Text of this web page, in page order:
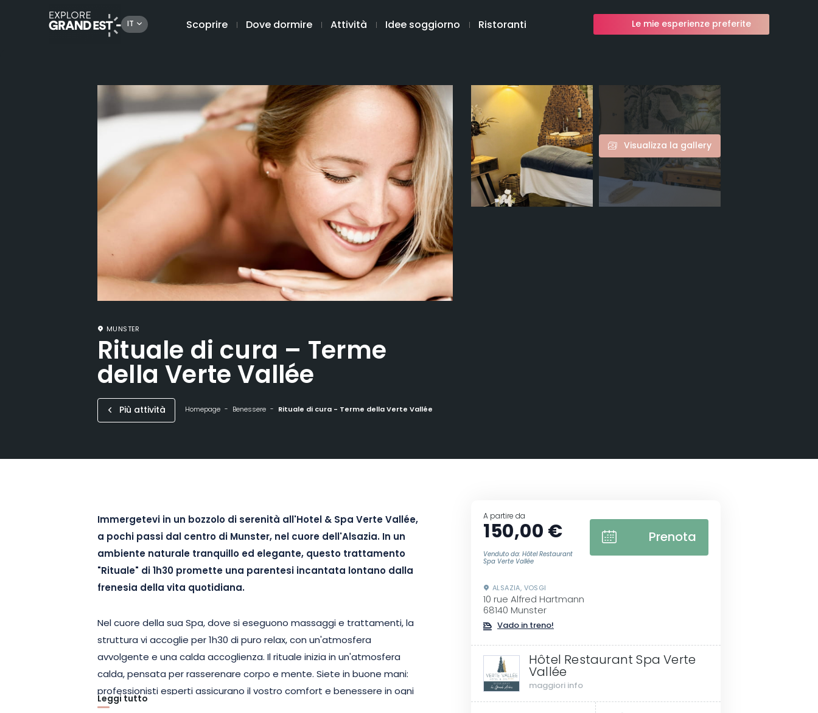
IT Scoprire Dove dormire Attività Idee soggiorno Ristoranti Le mie esperienze preferite
Visualizza la gallery
MUNSTER
Rituale di cura – Terme
della Verte Vallée
Più attività Homepage Benessere Rituale di cura - Terme della Verte Vallée
Immergetevi in un bozzolo di serenità all'Hotel & Spa Verte Vallée,
a pochi passi dal centro di Munster, nel cuore dell'Alsazia. In un
ambiente naturale tranquillo ed elegante, questo trattamento
"Rituale" di 1h30 promette una parentesi incantata lontano dalla
frenesia della vita quotidiana.
Nel cuore della sua Spa, dove si eseguono massaggi e trattamenti, la
struttura vi accoglie per 1h30 di puro relax, con un'atmosfera
avvolgente e una calda accoglienza. Il rituale inizia in un'atmosfera
calda, pensata per rasserenare corpo e mente. Siete in buone mani:
professionisti esperti assicurano il vostro comfort e benessere in ogni
momento.
Leggi tutto
A partire da
150,00 €
Venduto da: Hôtel Restaurant
Spa Verte Vallée
Prenota
ALSAZIA, VOSGI
10 rue Alfred Hartmann
68140 Munster
Vado in treno!
Hôtel Restaurant Spa Verte
Vallée
maggiori info